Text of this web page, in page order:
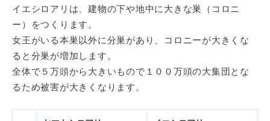
イエシロアリは、建物の下や地中に大きな巣（コロニ
ー）をつくります。
女王がいる本巣以外に分巣があり、コロニーが大きくな
ると分巣が増加します。
全体で５万頭から大きいもので１００万頭の大集団とな
るため被害が大きくなります。